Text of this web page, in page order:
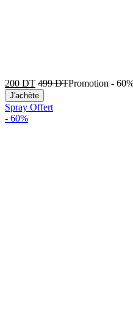
200 DT 499DTPromotion -
J'achète
Spray Offert
- 60%